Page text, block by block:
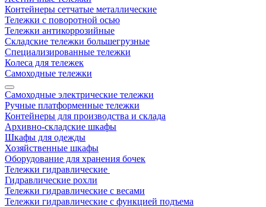
Контейнеры сетчатые металлические
Тележки с поворотной осью
Тележки антикоррозийные
Складские тележки большегрузные
Специализированные тележки
Колеса для тележек
Самоходные тележки
Самоходные электрические тележки
Ручные платформенные тележки
Контейнеры для производства и склада
Архивно-складские шкафы
Шкафы для одежды
Хозяйственные шкафы
Оборудование для хранения бочек
Тележки гидравлические
Гидравлические рохли
Тележки гидравлические с весами
Тележки гидравлические с функцией подъема